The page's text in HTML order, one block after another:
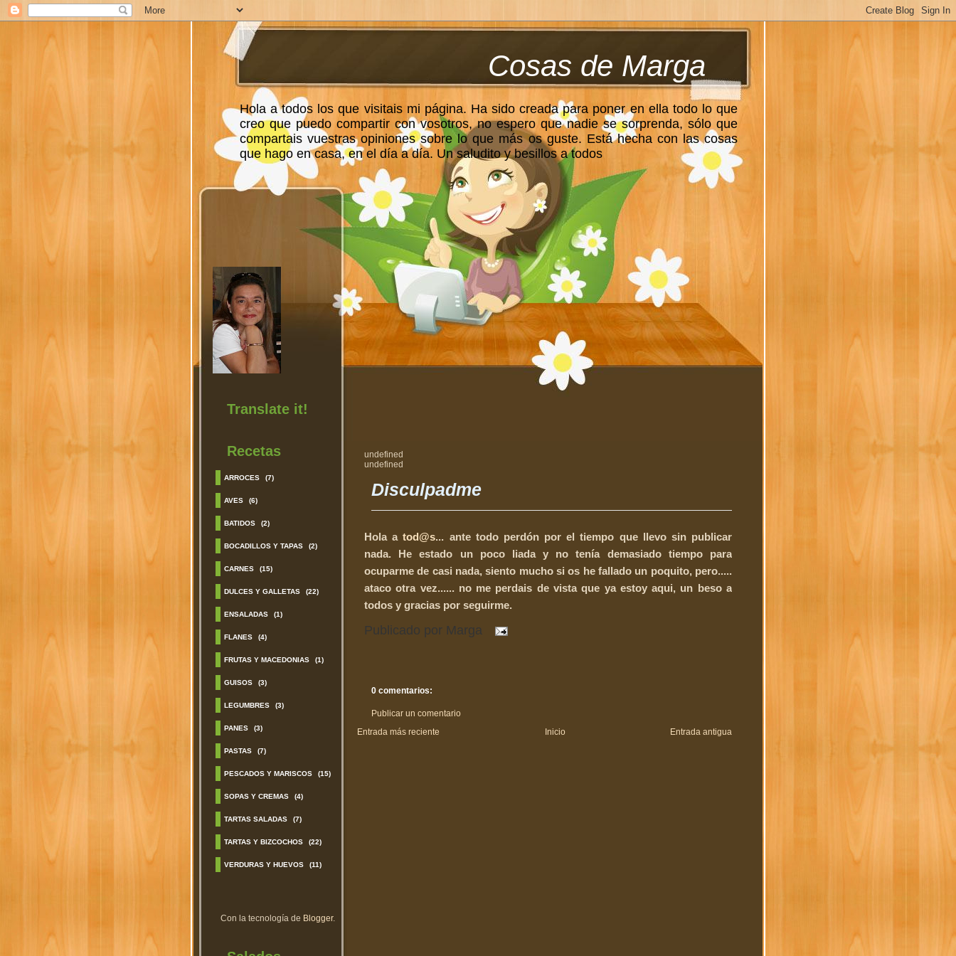
Cosas de Marga
Hola a todos los que visitais mi página. Ha sido creada para poner en ella todo lo que
creo que puedo compartir con vosotros, no espero que nadie se sorprenda, sólo que
compartais vuestras opiniones sobre lo que más os guste. Está hecha con las cosas
que hago en casa, en el día a día. Un saludito y besillos a todos
Translate it!
Recetas
ARROCES (7)
AVES (6)
BATIDOS (2)
BOCADILLOS Y TAPAS (2)
CARNES (15)
DULCES Y GALLETAS (22)
ENSALADAS (1)
FLANES (4)
FRUTAS Y MACEDONIAS (1)
GUISOS (3)
LEGUMBRES (3)
PANES (3)
PASTAS (7)
PESCADOS Y MARISCOS (15)
SOPAS Y CREMAS (4)
TARTAS SALADAS (7)
TARTAS Y BIZCOCHOS (22)
VERDURAS Y HUEVOS (11)
Con la tecnología de Blogger.
undefined
undefined
Disculpadme
Hola atod@s... ante todo perdón por el tiempo que llevo sin publicar
nada. He estado un poco liada y no tenía demasiado tiempo para
ocuparme de casi nada, siento mucho si os he fallado un poquito, pero.....
ataco otra vez...... no me perdais de vista que ya estoyaqui, un beso a
todos y gracias por seguirme.
Publicado por Marga
0 comentarios:
Publicar un comentario
Entrada más reciente
Entrada antigua
Inicio